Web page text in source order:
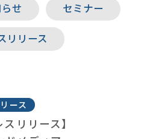
バイザリー
ョン事業
せ セミナー
リリース
ース
リリース】